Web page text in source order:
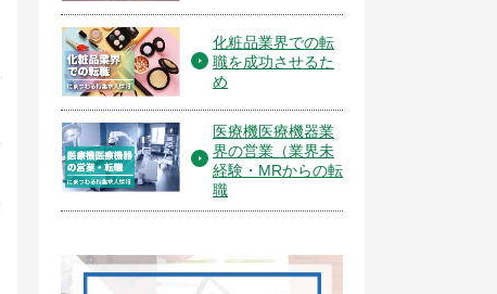
化粧品業界での転
職を成功させるた
め
医療機医療機器業
界の営業（業界未
経験・MRからの転
職